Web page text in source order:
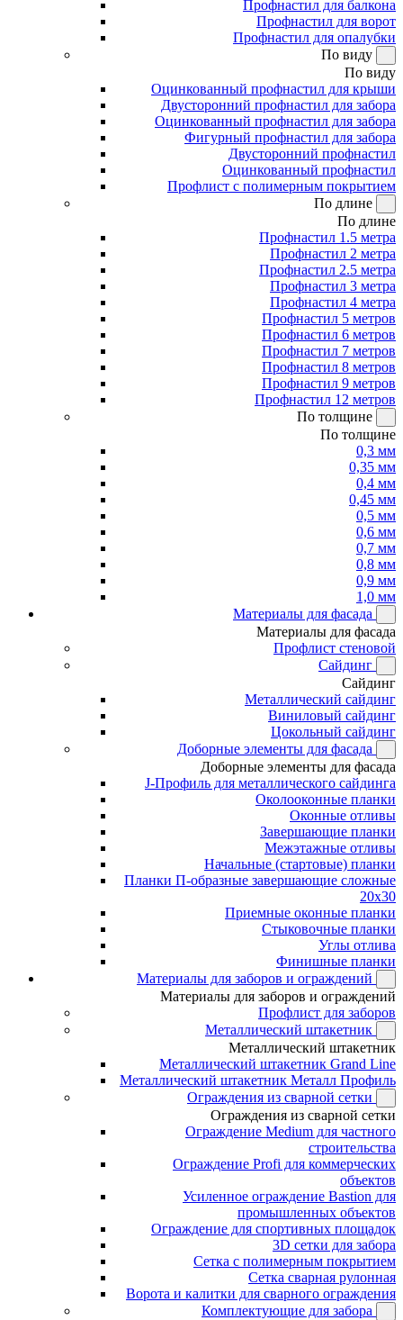
Профнастил для балкона
Профнастил для ворот
Профнастил для опалубки
По виду
По виду
Оцинкованный профнастил для крыши
Двусторонний профнастил для забора
Оцинкованный профнастил для забора
Фигурный профнастил для забора
Двусторонний профнастил
Оцинкованный профнастил
Профлист с полимерным покрытием
По длине
По длине
Профнастил 1.5 метра
Профнастил 2 метра
Профнастил 2.5 метра
Профнастил 3 метра
Профнастил 4 метра
Профнастил 5 метров
Профнастил 6 метров
Профнастил 7 метров
Профнастил 8 метров
Профнастил 9 метров
Профнастил 12 метров
По толщине
По толщине
0,3 мм
0,35 мм
0,4 мм
0,45 мм
0,5 мм
0,6 мм
0,7 мм
0,8 мм
0,9 мм
1,0 мм
Материалы для фасада
Материалы для фасада
Профлист стеновой
Сайдинг
Сайдинг
Металлический сайдинг
Виниловый сайдинг
Цокольный сайдинг
Доборные элементы для фасада
Доборные элементы для фасада
J-Профиль для металлического сайдинга
Околооконные планки
Оконные отливы
Завершающие планки
Межэтажные отливы
Начальные (стартовые) планки
Планки П-образные завершающие сложные
20x30
Приемные оконные планки
Стыковочные планки
Углы отлива
Финишные планки
Материалы для заборов и ограждений
Материалы для заборов и ограждений
Профлист для заборов
Металлический штакетник
Металлический штакетник
Металлический штакетник Grand Line
Металлический штакетник Металл Профиль
Ограждения из сварной сетки
Ограждения из сварной сетки
Ограждение Medium для частного
строительства
Ограждение Profi для коммерческих
объектов
Усиленное ограждение Bastion для
промышленных объектов
Ограждение для спортивных площадок
3D сетки для забора
Сетка с полимерным покрытием
Сетка сварная рулонная
Ворота и калитки для сварного ограждения
Комплектующие для забора